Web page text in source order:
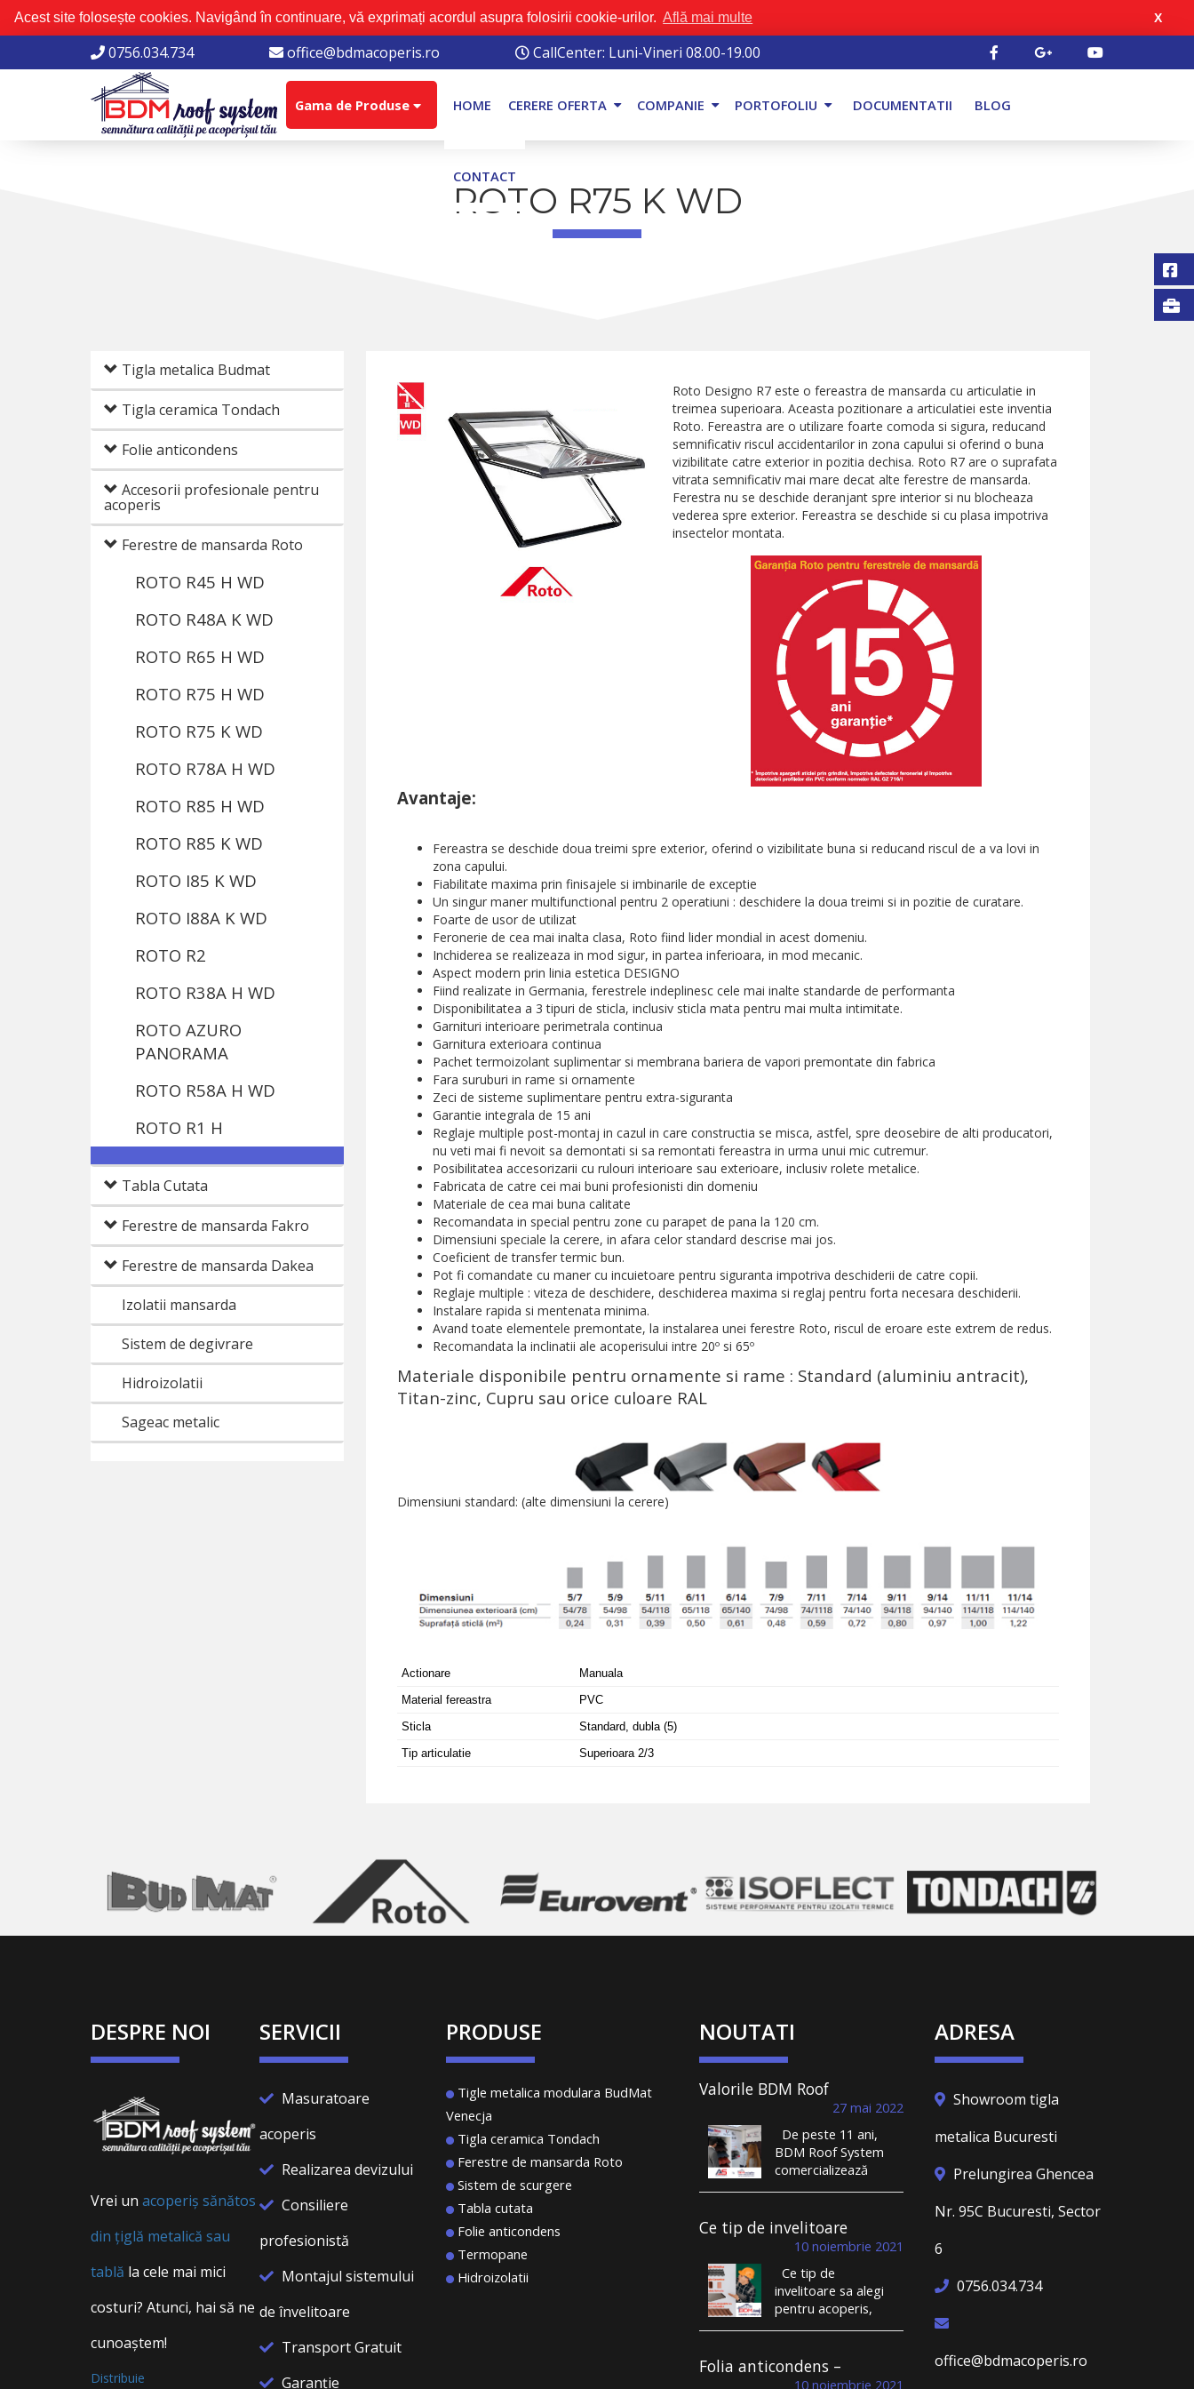
Acest site folosește cookies. Navigând în continuare, vă exprimați acordul asupra folosirii cookie-urilor. Află mai multe X
0756.034.734 office@bdmacoperis.ro CallCenter: Luni-Vineri 08.00-19.00
Gama de Produse HOME CERERE OFERTA COMPANIE PORTOFOLIU DOCUMENTATII BLOG
CONTACT
ROTO R75 K WD
Tigla metalica Budmat
Tigla ceramica Tondach
Folie anticondens
Accesorii profesionale pentru
acoperis
Ferestre de mansarda Roto
ROTO R45 H WD
ROTO R48A K WD
ROTO R65 H WD
ROTO R75 H WD
ROTO R75 K WD
ROTO R78A H WD
ROTO R85 H WD
ROTO R85 K WD
ROTO I85 K WD
ROTO I88A K WD
ROTO R2
ROTO R38A H WD
ROTO AZURO
PANORAMA
ROTO R58A H WD
ROTO R1 H
Tabla Cutata
Ferestre de mansarda Fakro
Ferestre de mansarda Dakea
Izolatii mansarda
Sistem de degivrare
Hidroizolatii
Sageac metalic
Roto Designo R7 este o fereastra de mansarda cu articulatie in
treimea superioara. Aceasta pozitionare a articulatiei este inventia
Roto. Fereastra are o utilizare foarte comoda si sigura, reducand
semnificativ riscul accidentarilor in zona capului si oferind o buna
vizibilitate catre exterior in pozitia dechisa. Roto R7 are o suprafata
vitrata semnificativ mai mare decat alte ferestre de mansarda.
Ferestra nu se deschide deranjant spre interior si nu blocheaza
vederea spre exterior. Fereastra se deschide si cu plasa impotriva
insectelor montata.
Avantaje:
Fereastra se deschide doua treimi spre exterior, oferind o vizibilitate buna si reducand riscul de a va lovi in
zona capului.
Fiabilitate maxima prin finisajele si imbinarile de exceptie
Un singur maner multifunctional pentru 2 operatiuni : deschidere la doua treimi si in pozitie de curatare.
Foarte de usor de utilizat
Feronerie de cea mai inalta clasa, Roto fiind lider mondial in acest domeniu.
Inchiderea se realizeaza in mod sigur, in partea inferioara, in mod mecanic.
Aspect modern prin linia estetica DESIGNO
Fiind realizate in Germania, ferestrele indeplinesc cele mai inalte standarde de performanta
Disponibilitatea a 3 tipuri de sticla, inclusiv sticla mata pentru mai multa intimitate.
Garnituri interioare perimetrala continua
Garnitura exterioara continua
Pachet termoizolant suplimentar si membrana bariera de vapori premontate din fabrica
Fara suruburi in rame si ornamente
Zeci de sisteme suplimentare pentru extra-siguranta
Garantie integrala de 15 ani
Reglaje multiple post-montaj in cazul in care constructia se misca, astfel, spre deosebire de alti producatori,
nu veti mai fi nevoit sa demontati si sa remontati fereastra in urma unui mic cutremur.
Posibilitatea accesorizarii cu rulouri interioare sau exterioare, inclusiv rolete metalice.
Fabricata de catre cei mai buni profesionisti din domeniu
Materiale de cea mai buna calitate
Recomandata in special pentru zone cu parapet de pana la 120 cm.
Dimensiuni speciale la cerere, in afara celor standard descrise mai jos.
Coeficient de transfer termic bun.
Pot fi comandate cu maner cu incuietoare pentru siguranta impotriva deschiderii de catre copii.
Reglaje multiple : viteza de deschidere, deschiderea maxima si reglaj pentru forta necesara deschiderii.
Instalare rapida si mentenata minima.
Avand toate elementele premontate, la instalarea unei ferestre Roto, riscul de eroare este extrem de redus.
Recomandata la inclinatii ale acoperisului intre 20º si 65º
Materiale disponibile pentru ornamente si rame : Standard (aluminiu antracit),
Titan-zinc, Cupru sau orice culoare RAL
Dimensiuni standard: (alte dimensiuni la cerere)
Actionare
Manuala
Material fereastra
PVC
Sticla
Standard, dubla (5)
Tip articulatie
Superioara 2/3
DESPRE NOI
Vrei un acoperiș sănătos
din țiglă metalică sau
tablă la cele mai mici
costuri? Atunci, hai să ne
cunoaștem!
Distribuie
SERVICII
Masuratoare
acoperis
Realizarea devizului
Consiliere
profesionistă
Montajul sistemului
de învelitoare
Transport Gratuit
Garanție
PRODUSE
Tigle metalica modulara BudMat
Venecja
Tigla ceramica Tondach
Ferestre de mansarda Roto
Sistem de scurgere
Tabla cutata
Folie anticondens
Termopane
Hidroizolatii
NOUTATI
Valorile BDM Roof
System au condus la
performanță și la un
portofoliu vast de
clienți care dorm
liniștiți, sub un
acoperiș sănătos
27 mai 2022
De peste 11 ani,
BDM Roof System
comercializează
acoperișuri durabile.
Într-un domeniu în
plânge de lipsa
meseriașilor, de
nerespectarea
termenelor limită,
transparenței, BDM
Roof System se
Ce tip de invelitoare
sa alegi pentru
acoperis?
10 noiembrie 2021
Ce tip de
invelitoare sa alegi
pentru acoperis,
siguranta, inante sa
te apuci sa iti
Folia anticondens –
Importanta, rol,10 noiembrie 2021
ADRESA
Showroom tigla
metalica Bucuresti
Prelungirea Ghencea
Nr. 95C Bucuresti, Sector
6
0756.034.734
office@bdmacoperis.ro